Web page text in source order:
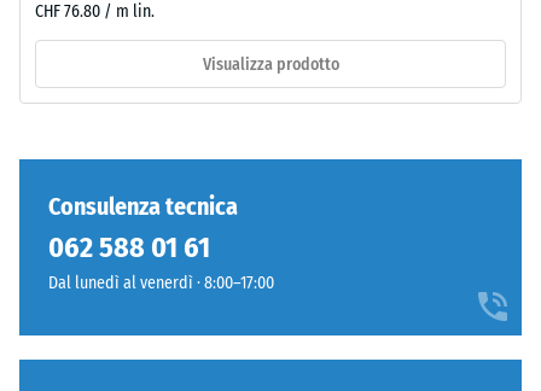
CHF 76.80 / m lin.
Visualizza prodotto
Consulenza tecnica
062 588 01 61
Dal lunedì al venerdì · 8:00–17:00